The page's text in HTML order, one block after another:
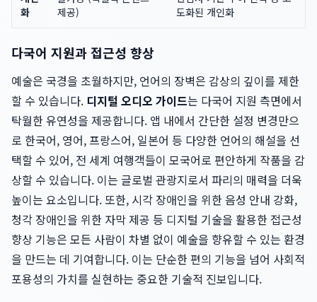
화
제공)
도화된 개인화
다국어 지원과 접근성 향상
예술은 국경을 초월하지만, 언어의 장벽은 감상의 깊이를 제한
할 수 있습니다. 디지털 오디오 가이드는 다국어 지원 측면에서
탁월한 유연성을 제공합니다. 앱 내에서 간단한 설정 변경만으
로 한국어, 영어, 프랑스어, 일본어 등 다양한 언어의 해설을 선
택할 수 있어, 전 세계 여행객들이 모국어로 편안하게 작품을 감
상할 수 있습니다. 이는 글로벌 관광지로서 파리의 매력을 더욱
높이는 요소입니다. 또한, 시각 장애인을 위한 음성 안내 강화,
청각 장애인을 위한 자막 제공 등 디지털 기술을 활용한 접근성
향상 기능은 모든 사람이 차별 없이 예술을 향유할 수 있는 환경
을 만드는 데 기여합니다. 이는 단순한 편의 기능을 넘어 사회적
포용성의 가치를 실현하는 중요한 기술적 진보입니다.